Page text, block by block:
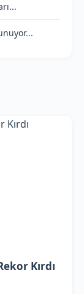
Kırdı